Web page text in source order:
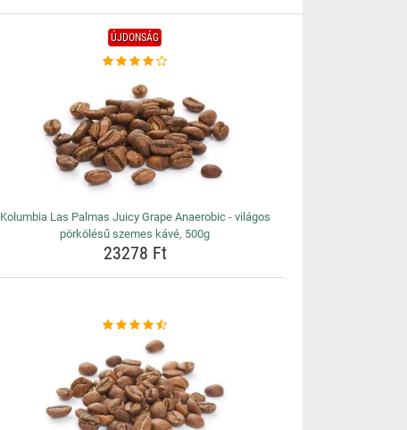
ÚJDONSÁG
Kolumbia Las Palmas Juicy Grape Anaerobic - világos
pörkölésű szemes kávé, 500g
23278 Ft